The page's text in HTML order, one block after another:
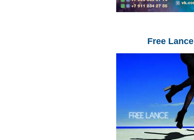
Free Lance